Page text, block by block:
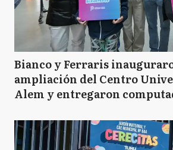
Bianco y Ferraris
ampliación del Centro
Alem y entregaron